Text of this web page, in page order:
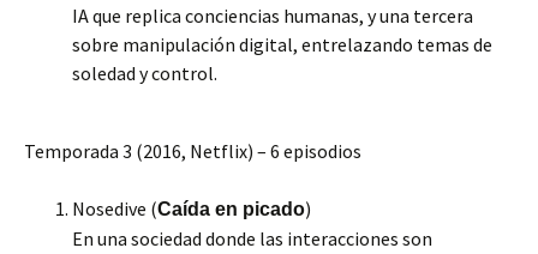
IA que replica conciencias humanas, y una tercera
sobre manipulación digital, entrelazando temas de
soledad y control.
Temporada 3 (2016, Netflix) – 6 episodios
Nosedive (Caída en picado)
En una sociedad donde las interacciones son